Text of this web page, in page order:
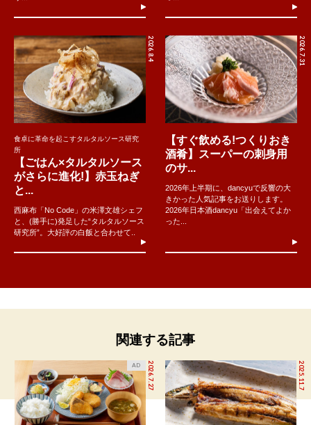
2026.8.4
食卓に革命を起こすタルタルソース研究
所
【ごはん×タルタルソース
がさらに進化!】赤玉ねぎ
と...
西麻布「No Code」の米澤文雄シェフ
と、(勝手に)発足した“タルタルソース
研究所”。大好評の白飯と合わせて..
2026.7.31
【すぐ飲める!つくりおき
酒肴】スーパーの刺身用
のサ...
2026年上半期に、dancyuで反響の大
きかった人気記事をお送りします。
2026年日本酒dancyu「出会えてよか
った...
関連する記事
2026.7.27
AD 2025.11.7